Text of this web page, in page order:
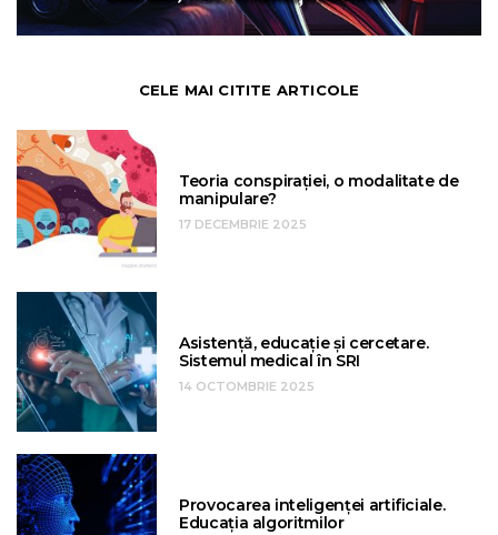
CELE MAI CITITE ARTICOLE
Teoria conspirației, o modalitate de
manipulare?
17 DECEMBRIE 2025
Asistență, educație și cercetare.
Sistemul medical în SRI
14 OCTOMBRIE 2025
Provocarea inteligenței artificiale.
Educația algoritmilor